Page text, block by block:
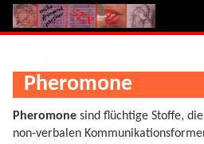
Pheromone
Pheromone sind flüchtige Stoffe,
non-verbalen